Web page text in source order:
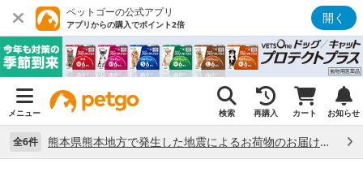
ペットゴーの公式アプリ
アプリからの購入でポイント2倍 開く
メニュー 検索 再購入 カート お知らせ
全6件 熊本県熊本地方で発生した地震によるお荷物のお届け状況について （7/28）